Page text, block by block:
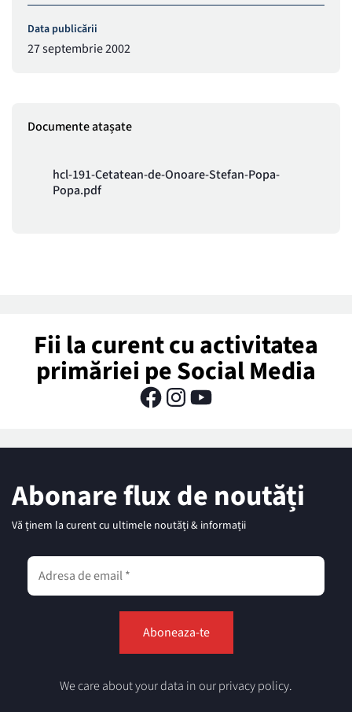
Data publicării
27 septembrie 2002
Documente atașate
hcl-191-Cetatean-de-Onoare-Stefan-Popa-
Popa.pdf
Fii la curent cu activitatea
primăriei pe Social Media
Abonare flux de noutăți
Vă ținem la curent cu ultimele noutăți & informații
We care about your data in our privacy policy.